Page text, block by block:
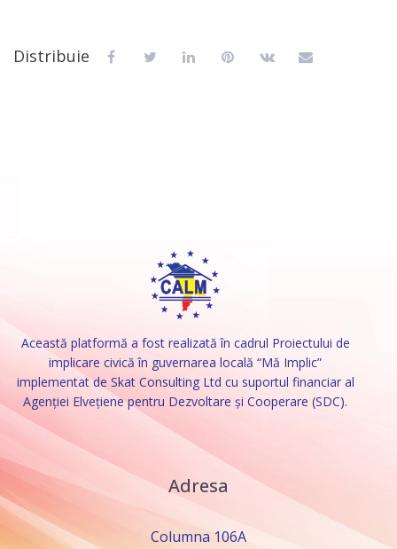
Distribuie
Această platformă a fost realizată în cadrul Proiectului de
implicare civică în guvernarea locală “Mă Implic”
implementat de Skat Consulting Ltd cu suportul financiar al
Agenției Elvețiene pentru Dezvoltare și Cooperare (SDC).
Adresa
Columna 106A